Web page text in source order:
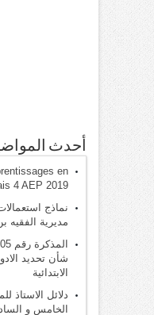
أحدث
en
4 AEP 2019
نماذج
مديرية الفقيه
شأن تحديد
الابتدائية
دلائل الاستاذ
الخامس و